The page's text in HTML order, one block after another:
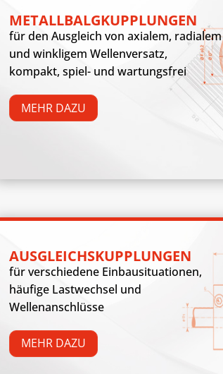
METALLBALGKUPPLUNGEN
für den Ausgleich von axialem, radialem
und winkligem Wellenversatz,
kompakt, spiel- und wartungsfrei
MEHR DAZU
AUSGLEICHSKUPPLUNGEN
für verschiedene Einbausituationen,
häufige Lastwechsel und
Wellenanschlüsse
MEHR DAZU